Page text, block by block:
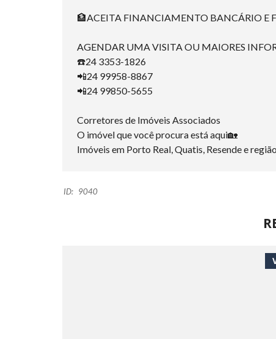
🏦ACEITA FINANCIAMENTO BANCÁRIO E
AGENDAR UMA VISITA OU MAIORES
☎️24 3353-1826
📲24 99958-8867
📲24 99850-5655
Corretores de Imóveis Associados
O imóvel que você procura está aqui🏡
Imóveis em Porto Real, Quatis, Resende e
ID: 9040